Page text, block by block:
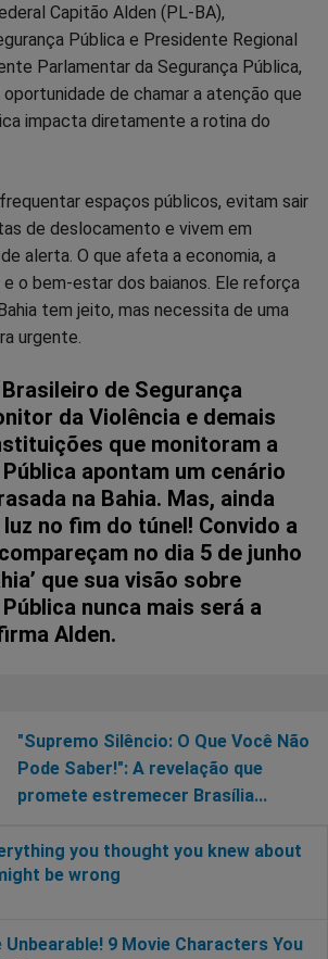
Capitão Alden (PL-BA),
Pública e Presidente Regional
Parlamentar da Segurança Pública,
de chamar a atenção que
impacta‬‭ diretamente‬‭ a‬‭ rotina‬‭ do‬‭
espaços‬‭ públicos,‬‭ evitam‬‭ sair‬‭
de‬ deslocamento e vivem em
alerta. O que afeta a economia, a
e o bem-estar dos baianos. Ele reforça
tem jeito, mas necessita de uma
urgente.
Brasileiro de Segurança
da Violência e demais
que monitoram a
apontam um cenário
na Bahia. Mas, ainda
no fim do túnel! Convido a
no dia 5 de junho
que sua visão sobre
nunca mais será a
Alden.
"Supremo Silêncio: O Que Você Não
Pode Saber!": A revelação que
promete estremecer Brasília...